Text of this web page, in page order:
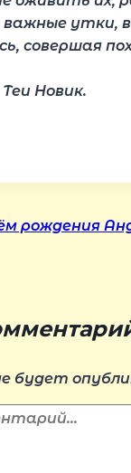
важные
совершая
Новик.
рождения
будет